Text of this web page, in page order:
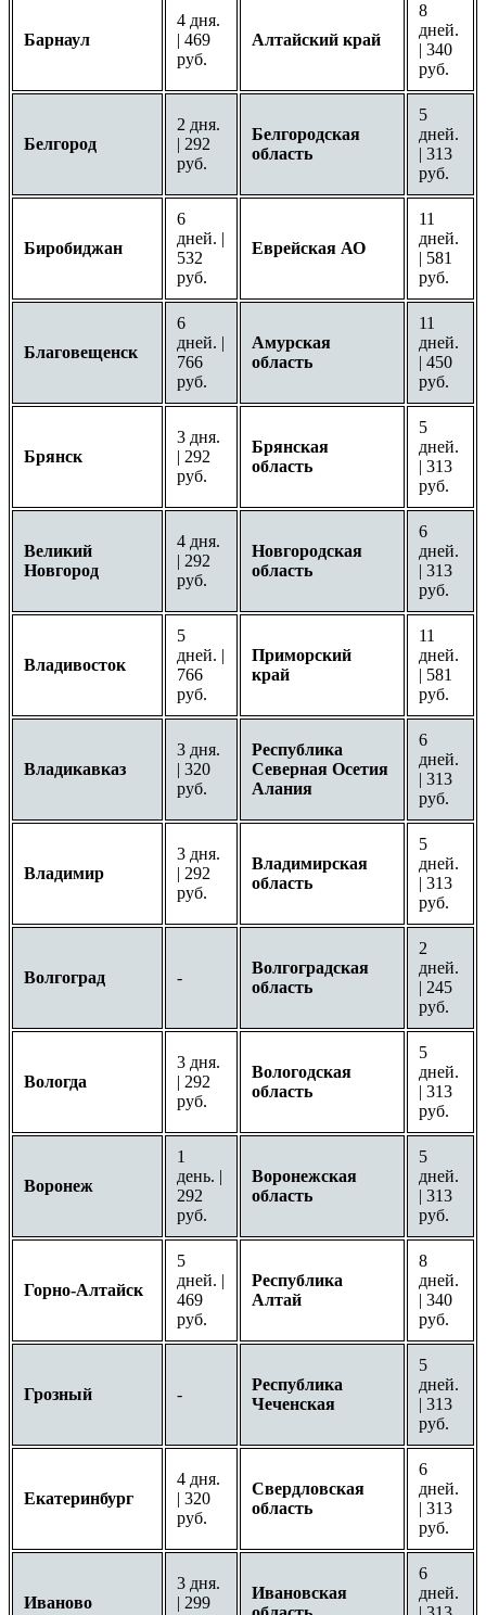
Барнаул
4 дня.
| 469
руб.
Алтайский край
8
дней.
| 340
руб.
Белгород
2 дня.
| 292
руб.
Белгородская
область
5
дней.
| 313
руб.
Биробиджан
6
дней. |
532
руб.
Еврейская АО
11
дней.
| 581
руб.
Благовещенск
6
дней. |
766
руб.
Амурская
область
11
дней.
| 450
руб.
Брянск
3 дня.
| 292
руб.
Брянская
область
5
дней.
| 313
руб.
Великий
Новгород
4 дня.
| 292
руб.
Новгородская
область
6
дней.
| 313
руб.
Владивосток
5
дней. |
766
руб.
Приморский
край
11
дней.
| 581
руб.
Владикавказ
3 дня.
| 320
руб.
Республика
Северная Осетия
Алания
6
дней.
| 313
руб.
Владимир
3 дня.
| 292
руб.
Владимирская
область
5
дней.
| 313
руб.
Волгоград -
Волгоградская
область
2
дней.
| 245
руб.
Вологда
3 дня.
| 292
руб.
Вологодская
область
5
дней.
| 313
руб.
Воронеж
1
день. |
292
руб.
Воронежская
область
5
дней.
| 313
руб.
Горно-Алтайск
5
дней. |
469
руб.
Республика
Алтай
8
дней.
| 340
руб.
Грозный -
Республика
Чеченская
5
дней.
| 313
руб.
Екатеринбург
4 дня.
| 320
руб.
Свердловская
область
6
дней.
| 313
руб.
Иваново
3 дня.
| 299
Ивановская
6
дней.